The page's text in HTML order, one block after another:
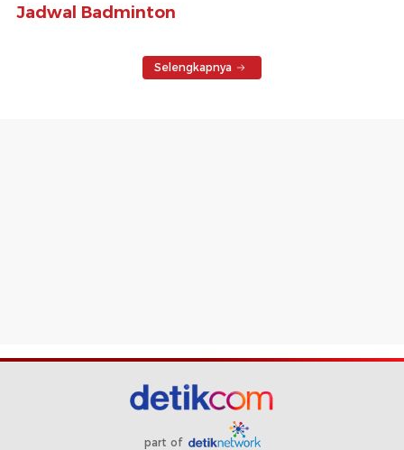
Jadwal Badminton
Selengkapnya
part of